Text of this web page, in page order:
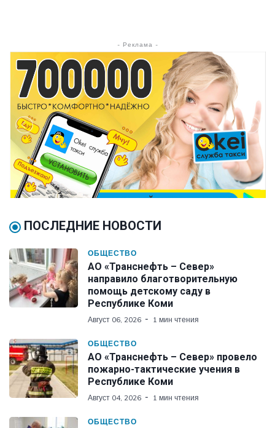
- Реклама -
ПОСЛЕДНИЕ НОВОСТИ
ОБЩЕСТВО
АО «Транснефть – Север»
направило благотворительную
помощь детскому саду в
Республике Коми
Август 06, 2026 1 мин чтения
ОБЩЕСТВО
АО «Транснефть – Север» провело
пожарно-тактические учения в
Республике Коми
Август 04, 2026 1 мин чтения
ОБЩЕСТВО